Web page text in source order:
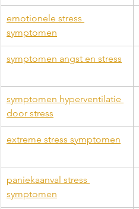
emotionele stress
symptomen
symptomen angst en stress
symptomen hyperventilatie
door stress
extreme stress symptomen
paniekaanval stress
symptomen